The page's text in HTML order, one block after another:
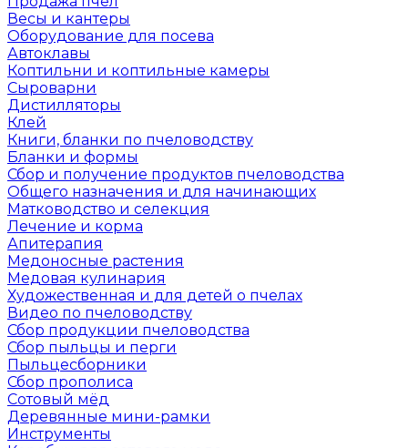
Весы и кантеры
Оборудование для посева
Автоклавы
Коптильни и коптильные камеры
Сыроварни
Дистилляторы
Клей
Книги, бланки по пчеловодству
Бланки и формы
Сбор и получение продуктов пчеловодства
Общего назначения и для начинающих
Матководство и селекция
Лечение и корма
Апитерапия
Медоносные растения
Медовая кулинария
Художественная и для детей о пчелах
Видео по пчеловодству
Сбор продукции пчеловодства
Сбор пыльцы и перги
Пыльцесборники
Сбор прополиса
Сотовый мёд
Деревянные мини-рамки
Инструменты